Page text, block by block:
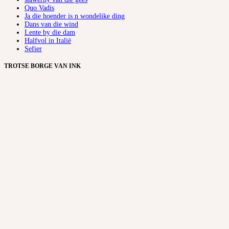
Quo Vadis
Ja die hoender is n wondelike ding
Dans van die wind
Lente by die dam
Halfvol in Italië
Sefier
TROTSE BORGE VAN INK